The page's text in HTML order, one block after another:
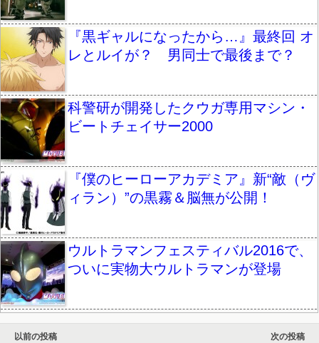
『黒ギャルになったから…』最終回 オ
レとルイが？ 男同士で最後まで？
科警研が開発したクウガ専用マシン・
ビートチェイサー2000
『僕のヒーローアカデミア』新“敵（ヴ
ィラン）”の黒霧＆脳無が公開！
ウルトラマンフェスティバル2016で、
ついに実物大ウルトラマンが登場
以前の投稿
次の投稿